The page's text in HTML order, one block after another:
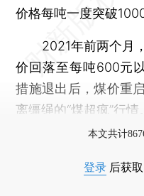
价格每吨一度突破
2021年前两个月，
价回落至每吨600元
措施退出后，煤价重
离缰绳的“煤超疯”行情。
本文共计
登录 后获